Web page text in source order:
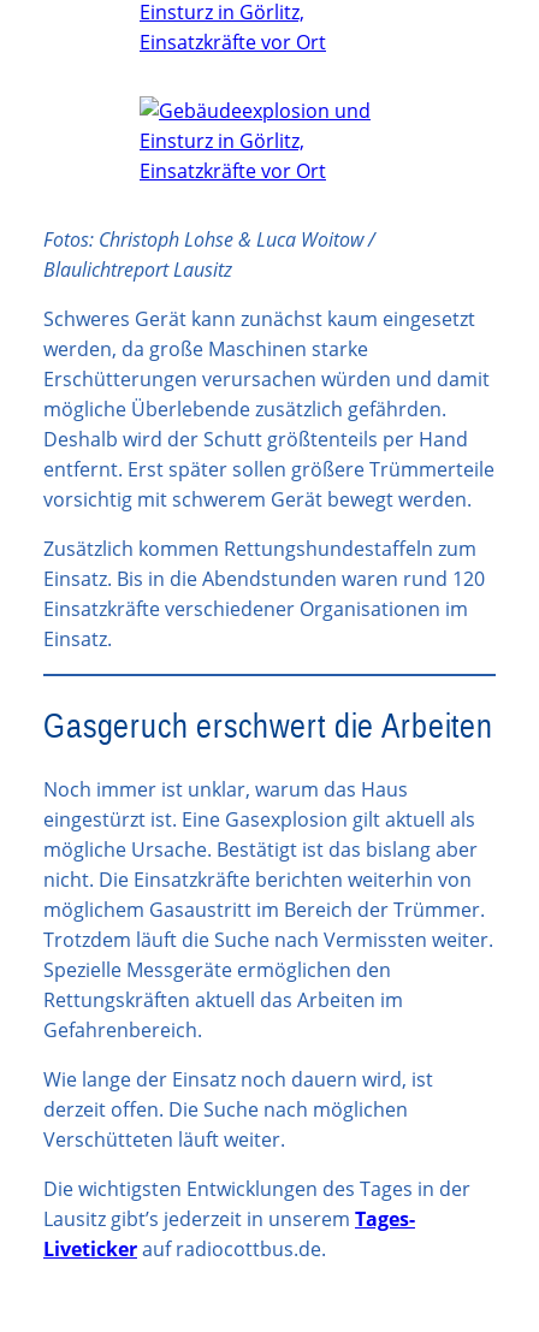
Fotos: Christoph Lohse & Luca Woitow /
Blaulichtreport Lausitz
Schweres Gerät kann zunächst kaum eingesetzt
werden, da große Maschinen starke
Erschütterungen verursachen würden und damit
mögliche Überlebende zusätzlich gefährden.
Deshalb wird der Schutt größtenteils per Hand
entfernt. Erst später sollen größere Trümmerteile
vorsichtig mit schwerem Gerät bewegt werden.
Zusätzlich kommen Rettungshundestaffeln zum
Einsatz. Bis in die Abendstunden waren rund 120
Einsatzkräfte verschiedener Organisationen im
Einsatz.
Gasgeruch erschwert die Arbeiten
Noch immer ist unklar, warum das Haus
eingestürzt ist. Eine Gasexplosion gilt aktuell als
mögliche Ursache. Bestätigt ist das bislang aber
nicht. Die Einsatzkräfte berichten weiterhin von
möglichem Gasaustritt im Bereich der Trümmer.
Trotzdem läuft die Suche nach Vermissten weiter.
Spezielle Messgeräte ermöglichen den
Rettungskräften aktuell das Arbeiten im
Gefahrenbereich.
Wie lange der Einsatz noch dauern wird, ist
derzeit offen. Die Suche nach möglichen
Verschütteten läuft weiter.
Die wichtigsten Entwicklungen des Tages in der
Lausitz gibt’s jederzeit in unserem Tages-
Livetickerauf radiocottbus.de.